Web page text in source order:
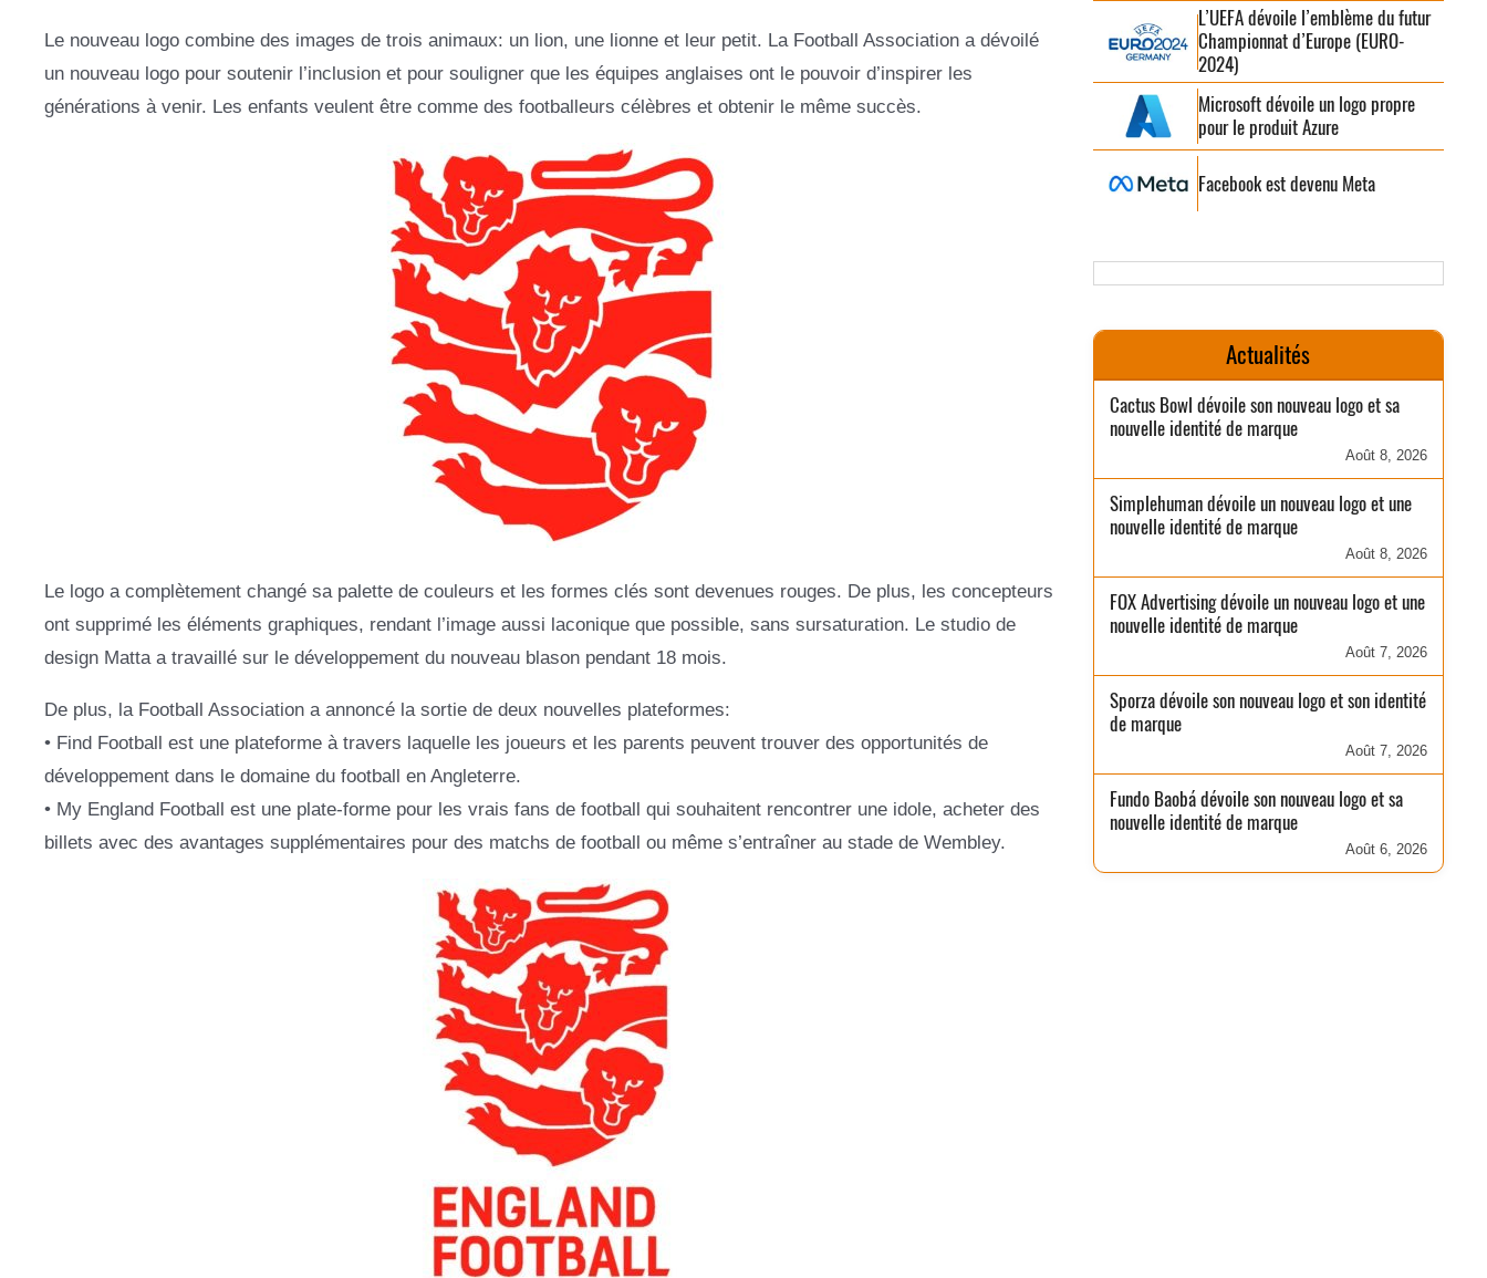
Le nouveau logo combine des images de trois animaux: un lion, une lionne et leur petit. La Football Association a dévoilé
un nouveau logo pour soutenir l’inclusion et pour souligner que les équipes anglaises ont le pouvoir d’inspirer les
générations à venir. Les enfants veulent être comme des footballeurs célèbres et obtenir le même succès.
Le logo a complètement changé sa palette de couleurs et les formes clés sont devenues rouges. De plus, les concepteurs
ont supprimé les éléments graphiques, rendant l’image aussi laconique que possible, sans sursaturation. Le studio de
design Matta a travaillé sur le développement du nouveau blason pendant 18 mois.
De plus, la Football Association a annoncé la sortie de deux nouvelles plateformes:
• Find Football est une plateforme à travers laquelle les joueurs et les parents peuvent trouver des opportunités de
développement dans le domaine du football en Angleterre.
• My England Football est une plate-forme pour les vrais fans de football qui souhaitent rencontrer une idole, acheter des
billets avec des avantages supplémentaires pour des matchs de football ou même s’entraîner au stade de Wembley.
L’UEFA dévoile l’emblème du futur
Championnat d’Europe (EURO-
2024)
Microsoft dévoile un logo propre
pour le produit Azure
Facebook est devenu Meta
Actualités
Cactus Bowl dévoile son nouveau logo et sa
nouvelle identité de marque
Août 8, 2026
Simplehuman dévoile un nouveau logo et une
nouvelle identité de marque
Août 8, 2026
FOX Advertising dévoile un nouveau logo et une
nouvelle identité de marque
Août 7, 2026
Sporza dévoile son nouveau logo et son identité
de marque
Août 7, 2026
Fundo Baobá dévoile son nouveau logo et sa
nouvelle identité de marque
Août 6, 2026